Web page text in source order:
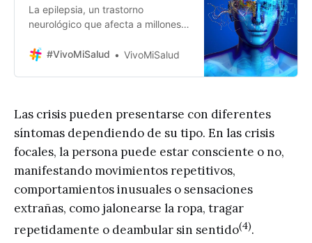
La epilepsia, un trastorno
neurológico que afecta a millones
sido objeto de estudio durante
nuevas fronteras en su diagnóstico
y tratamiento, ofreciendo
esperanza a quienes padecen esta
#VivoMiSalud VivoMiSalud
Las crisis pueden presentarse con diferentes
síntomas dependiendo de su tipo. En las crisis
focales, la persona puede estar consciente o no,
manifestando movimientos repetitivos,
comportamientos inusuales o sensaciones
extrañas, como jalonearse la ropa, tragar
repetidamente o deambular sin sentido(4).